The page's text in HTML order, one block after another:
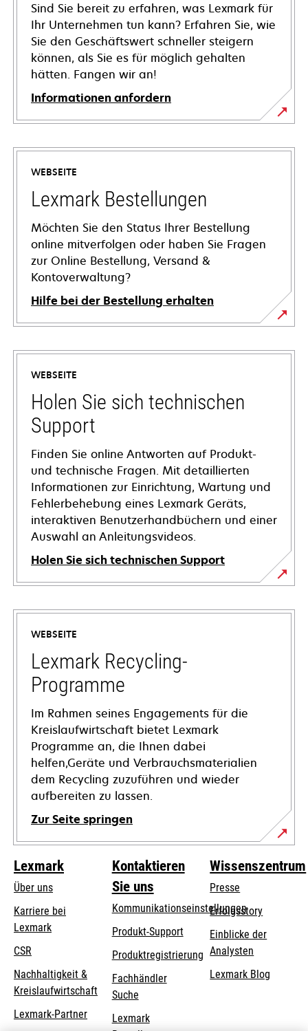
Sind Sie bereit zu erfahren, was Lexmark für
Ihr Unternehmen tun kann? Erfahren Sie, wie
Sie den Geschäftswert schneller steigern
können, als Sie es für möglich gehalten
hätten. Fangen wir an!
Informationen anfordern
WEBSEITE
Lexmark Bestellungen
Möchten Sie den Status Ihrer Bestellung
online mitverfolgen oder haben Sie Fragen
zur Online Bestellung, Versand &
Kontoverwaltung?
Hilfe bei der Bestellung erhalten
WEBSEITE
Holen Sie sich technischen
Support
Finden Sie online Antworten auf Produkt-
und technische Fragen. Mit detaillierten
Informationen zur Einrichtung, Wartung und
Fehlerbehebung eines Lexmark Geräts,
interaktiven Benutzerhandbüchern und einer
Auswahl an Anleitungsvideos.
Holen Sie sich technischen Support
wird
in
neuen
Registerkarte
geöffnet
WEBSEITE
Lexmark Recycling-
Programme
Im Rahmen seines Engagements für die
Kreislaufwirtschaft bietet Lexmark
Programme an, die Ihnen dabei
helfen,Geräte und Verbrauchsmaterialien
dem Recycling zuzuführen und wieder
aufbereiten zu lassen.
Zur Seite springen
Lexmark
Über uns
Karriere bei
Lexmark
CSR
Nachhaltigkeit &
Kreislaufwirtschaft
Lexmark-Partner
Kontaktieren
Sie uns
Kommunikationseinstellungen
wird
in
einer
neuen
Registerkarte
geöffnet
Produkt-Supportwird
einer
neuen
Produktregistrierung
Fachhändler
Suche
Lexmark
Wissenszentrum
Presse
Erfolgsstory
Einblicke der
Analysten
Lexmark Blog